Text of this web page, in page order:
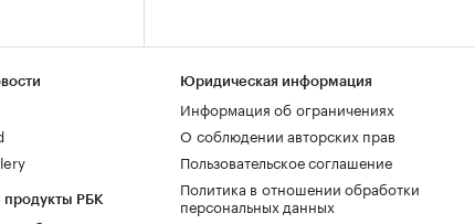
продукты РБК
Юридическая информация
Информация об ограничениях
О соблюдении авторских прав
Пользовательское соглашение
Политика в отношении обработки
персональных данных